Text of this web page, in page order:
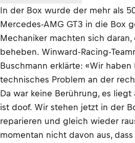
In der Box wurde der mehr als
Mercedes-AMG GT3 in die Box
Mechaniker machten sich daran,
beheben. Winward-Racing-
Buschmann erklärte: «Wir haben
technisches Problem an der
Da war keine Berührung, es liegt
ist doof. Wir stehen jetzt in der
reparieren und gleich wieder
momentan nicht davon aus,